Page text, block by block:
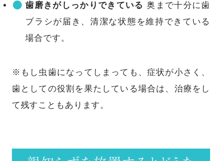
歯磨きがしっかりできている 奥まで十分に歯
ブラシが届き、清潔な状態を維持できている
場合です。
※もし虫歯になってしまっても、症状が小さく、
歯としての役割を果たしている場合は、治療をし
て残すこともあります。